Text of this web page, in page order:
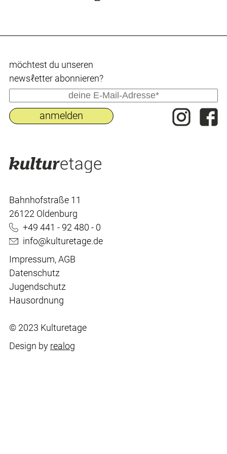
Bahnhofstraße 11
26122 Oldenburg
+49 441 - 92 480 - 0
info@kulturetage.de
Impressum,AGB
Datenschutz
Jugendschutz
Hausordnung
© 2023 Kulturetage
Design by realog
möchtest du uпseren
newsℓetter abonnieren?